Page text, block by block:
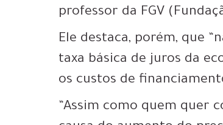
professor da FGV
Ele destaca, porém, que
taxa básica de juros da
os custos de
“Assim como quem quer